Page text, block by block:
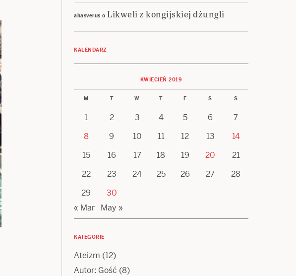
ahasverus o Likweli z kongijskiej dżungli
KALENDARZ
KWIECIEŃ 2019
M T W T F S S
1 2 3 4 5 6
7
8
9 10 11 12 13
14
15
16 17 18 19 20
21
22
23 24 25 26 27
28
29
30
« Mar
May »
KATEGORIE
Ateizm (12)
Autor: Gość (8)